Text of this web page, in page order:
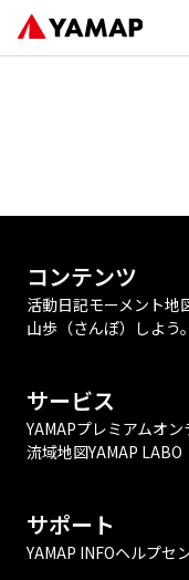
コンテンツ
活動日記モーメント地
山歩（さんぽ）しよう。
サービス
YAMAPプレミアムオン
流域地図YAMAP LABO
サポート
YAMAP INFOヘルプセ